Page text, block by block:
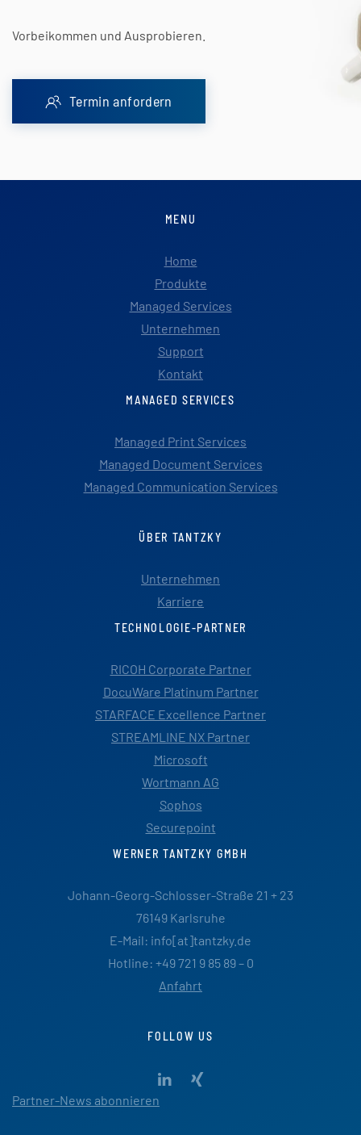
Vorbeikommen und Ausprobieren.
Termin anfordern
MENU
Home
Produkte
Managed Services
Unternehmen
Support
Kontakt
MANAGED SERVICES
Managed Print Services
Managed Document Services
Managed Communication Services
ÜBER TANTZKY
Unternehmen
Karriere
TECHNOLOGIE-PARTNER
RICOH Corporate Partner
DocuWare Platinum Partner
STARFACE Excellence Partner
STREAMLINE NX Partner
Microsoft
Wortmann AG
Sophos
Securepoint
WERNER TANTZKY GMBH
Johann-Georg-Schlosser-Straße 21 + 23
76149 Karlsruhe
E-Mail: info[at]tantzky.de
Hotline: +49 721 9 85 89 – 0
Anfahrt
FOLLOW US
Partner-News abonnieren